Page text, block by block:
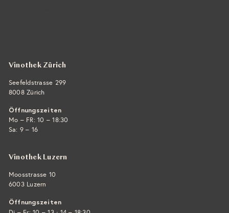
Vinothek Zürich
Seefeldstrasse 299
8008 Zürich
Öffnungszeiten
Mo – FR: 10 – 18:30
Sa: 9 – 16
Vinothek Luzern
Moosstrasse 10
6003 Luzern
Öffnungszeiten